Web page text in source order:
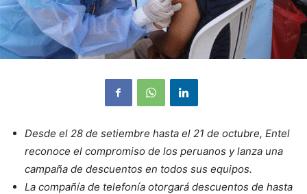
Desde el 28 de setiembre hasta el 21 de octubre, Entel
reconoce el compromiso de los peruanos y lanza una
campaña de descuentos en todos sus equipos.
La compañía de telefonía otorgará descuentos de hasta